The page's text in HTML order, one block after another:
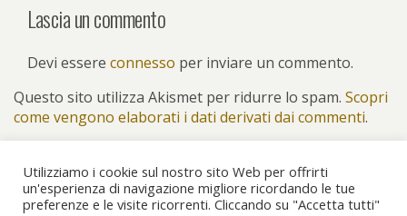
Lascia un commento
Devi essere connesso per inviare un commento.
Questo sito utilizza Akismet per ridurre lo spam. Scopri
come vengono elaborati i dati derivati dai commenti.
Utilizziamo i cookie sul nostro sito Web per offrirti
un'esperienza di navigazione migliore ricordando le tue
preferenze e le visite ricorrenti. Cliccando su "Accetta tutti"